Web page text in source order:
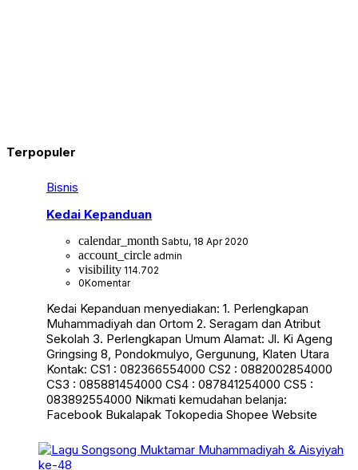
Terpopuler
Bisnis
Kedai Kepanduan
calendar_month Sabtu, 18 Apr 2020
account_circle admin
visibility 114.702
0Komentar
Kedai Kepanduan menyediakan: 1. Perlengkapan
Muhammadiyah dan Ortom 2. Seragam dan Atribut
Sekolah 3. Perlengkapan Umum Alamat: Jl. Ki Ageng
Gringsing 8, Pondokmulyo, Gergunung, Klaten Utara
Kontak: CS1 : 082366554000 CS2 : 0882002854000
CS3 : 085881454000 CS4 : 087841254000 CS5 :
083892554000 Nikmati kemudahan belanja:
Facebook Bukalapak Tokopedia Shopee Website